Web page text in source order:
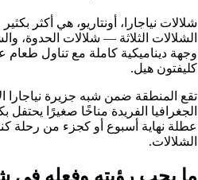
شلالات نياجارا، أونتاريو، هي أكثر
الشلالات الثلاثة — شلالات الحدوة،
وجهة ديناميكية كاملة مع تناول
كليفتون هيل.
تقع المنطقة ضمن شبه جزيرة نياجارا
الجغرافيا الفريدة مناخًا صغيرًا
عطلة نهاية أسبوع أو كجزء من رحلة
الشلالات.